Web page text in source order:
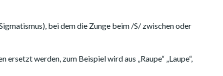
bei dem die Zunge beim /S/ zwischen oder
werden, zum Beispiel wird aus „Raupe“ „Laupe“,